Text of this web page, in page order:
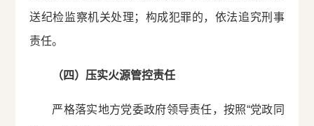
送纪检监察机关处理；构成犯罪的，依法追究刑事
责任。
（四）压实火源管控责任
严格落实地方党委政府领导责任，按照“党政同